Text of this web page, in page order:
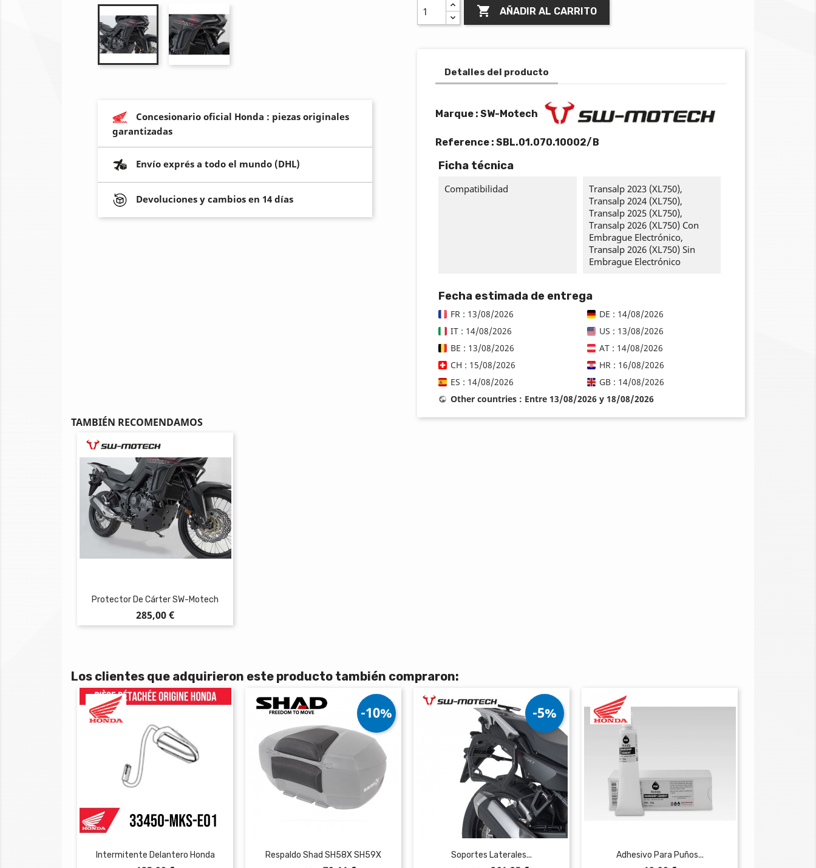
Concesionario oficial Honda : piezas originales
garantizadas
Envío exprés a todo el mundo (DHL)
Devoluciones y cambios en 14 días
 AÑADIR AL CARRITO
Detalles del producto
Marque : SW-Motech
Reference : SBL.01.070.10002/B
Ficha técnica
Compatibilidad
Transalp 2023 (XL750),
Transalp 2024 (XL750),
Transalp 2025 (XL750),
Transalp 2026 (XL750) Con
Embrague Electrónico,
Transalp 2026 (XL750) Sin
Embrague Electrónico
Fecha estimada de entrega
FR : 13/08/2026
DE : 14/08/2026
IT : 14/08/2026
US : 13/08/2026
BE : 13/08/2026
AT : 14/08/2026
CH : 15/08/2026
HR : 16/08/2026
ES : 14/08/2026
GB : 14/08/2026
Other countries : Entre 13/08/2026 y 18/08/2026
TAMBIÉN RECOMENDAMOS
Protector De Cárter SW-Motech
Precio
285,00 €
Los clientes que adquirieron este producto también compraron:
Intermitente Delantero Honda Respaldo Shad SH58X SH59X
-10%
Soportes Laterales...
-5%
Adhesivo Para Puños...